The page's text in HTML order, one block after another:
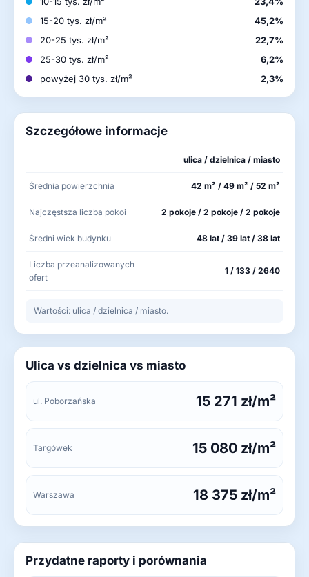
15-20 tys. zł/m²
45,2%
20-25 tys. zł/m²
22,7%
25-30 tys. zł/m²
6,2%
powyżej 30 tys. zł/m²
2,3%
Szczegółowe informacje
ulica / dzielnica / miasto
Średnia powierzchnia 42 m² / 49 m² / 52 m²
Najczęstsza liczba pokoi 2 pokoje / 2 pokoje / 2 pokoje
Średni wiek budynku 48 lat / 39 lat / 38 lat
Liczba przeanalizowanych
ofert
1 / 133 / 2640
Wartości: ulica / dzielnica / miasto.
Ulica vs dzielnica vs miasto
ul. Poborzańska 15 271 zł/m²
Targówek 15 080 zł/m²
Warszawa 18 375 zł/m²
Przydatne raporty i porównania